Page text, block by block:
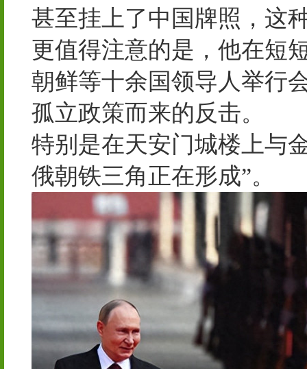
甚至挂上了中国牌照，这
更值得注意的是，他在短
朝鲜等十余国领导人举行
孤立政策而来的反击。
特别是在天安门城楼上与
俄朝铁三角正在形成”。